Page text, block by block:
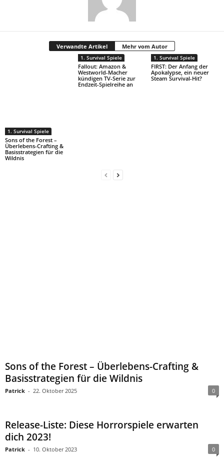
Verwandte Artikel Mehr vom Autor
1. Survival Spiele
Sons of the Forest –
Überlebens-Crafting &
Basisstrategien für die
Wildnis
1. Survival Spiele
Fallout: Amazon &
Westworld-Macher
kündigen TV-Serie zur
Endzeit-Spielreihe an
1. Survival Spiele
FIRST: Der Anfang der
Apokalypse, ein neuer
Steam Survival-Hit?
Sons of the Forest – Überlebens-Crafting &
Basisstrategien für die Wildnis
Patrick - 22. Oktober 2025 0
Release-Liste: Diese Horrorspiele erwarten
dich 2023!
Patrick - 10. Oktober 2023 0